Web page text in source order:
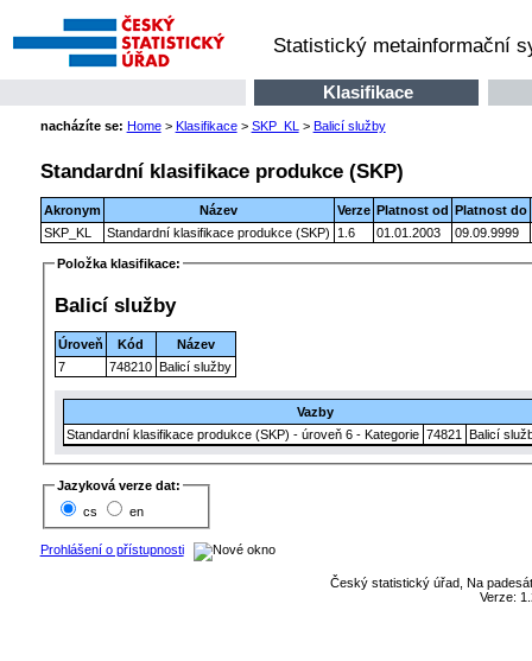
Statistický metainformační
Klasifikace
nacházíte se: Home> Klasifikace> SKP_KL > Balicí služby
Standardní klasifikace produkce (SKP)
Akronym Název Verze Platnost od Platnost do
SKP_KL
Standardní klasifikace produkce (SKP) 1.6 01.01.2003 09.09.9999
Položka klasifikace:
Balicí služby
Úroveň Kód
Název
7
748210 Balicí služby
Vazby
Standardní klasifikace produkce (SKP) - úroveň 6 - Kategorie 74821 Balicí
Jazyková verze dat:
cs
en
Prohlášení o přístupnosti
Český statistický úřad, Na
Verze: